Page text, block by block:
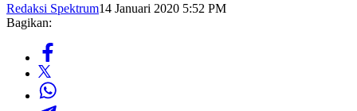
Redaksi Spektrum14 Januari 2020 5:52 PM
Bagikan: